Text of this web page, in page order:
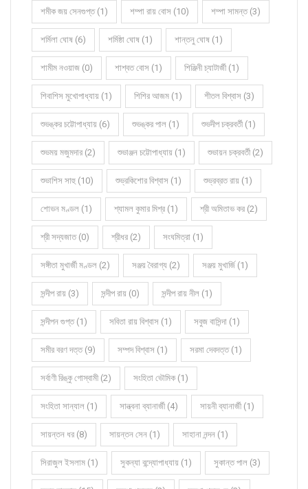
শমীক জয় সেনগুপ্ত (1) শম্পা রায় বোস (10) শম্পা সামন্ত (3)
শর্মিলা ঘোষ (6) শর্মিষ্ঠা ঘোষ (1) শান্তনু ঘোষ (1)
শামীম নওয়াজ (0) শাশ্বত বোস (1) শিঞ্জিনী চ্যাটার্জী (1)
শিবাশিস মুখোপাধ্যায় (1) শিশির আজম (1) শীতল বিশ্বাস (3)
শুভঙ্কর চট্টোপাধ্যায় (6) শুভঙ্কর পাল (1) শুভদীপ চক্রবর্তী (1)
শুভময় মজুমদার (2) শুভাঞ্জন চট্টোপাধ্যায় (1) শুভায়ন চক্রবর্তী (2)
শুভাশিস সাহু (10) শুভ্রকিশোর বিশ্বাস (1) শুভ্রব্রত রায় (1)
শোভন মণ্ডল (1) শ্যামল কুমার মিশ্র (1) শ্রী অমিতাভ কর (2)
শ্রী সদ্যজাত (0) শ্রীধর (2) সংঘমিত্রা (1)
সঙ্গীতা মুখার্জী মণ্ডল (2) সঞ্জয় বৈরাগ্য (2) সঞ্জয় মুখার্জি (1)
সন্দীপ রায় (3) সন্দীপ রায় (0) সন্দীপ রায় নীল (1)
সন্দীপন গুপ্ত (1) সবিতা রায় বিশ্বাস (1) সবুজ বাসিন্দা (1)
সমীর বরণ দত্ত (9) সম্পদ বিশ্বাস (1) সরমা দেবদত্ত (1)
সর্বাণী রিঙ্কু গোস্বামী (2) সংহিতা ভৌমিক (1)
সংহিতা সান্যাল (1) সান্ত্বনা ব্যানার্জী (4) সায়নী ব্যানার্জী (1)
সায়ন্তন ধর (8) সায়ন্তন সেন (1) সাহানা নন্দন (1)
সিরাজুল ইসলাম (1) সুকন্যা বন্দ্যোপাধ্যায় (1) সুকান্ত পাল (3)